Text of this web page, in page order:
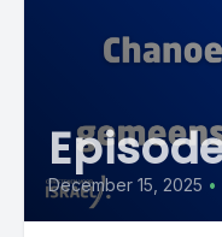
December 15, 2025 •